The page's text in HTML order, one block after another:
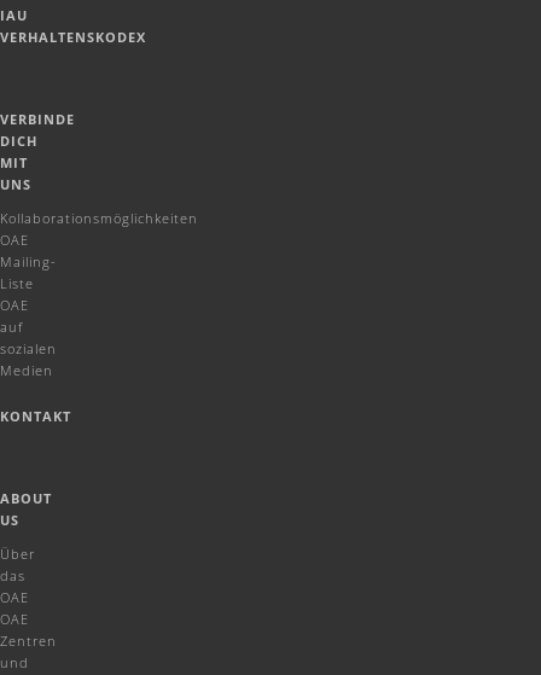
IAU
VERHALTENSKODEX
VERBINDE
DICH
MIT
UNS
Kollaborationsmöglichkeiten
OAE
Mailing-
Liste
OAE
auf
sozialen
Medien
KONTAKT
ABOUT
US
Über
das
OAE
OAE
Zentren
und